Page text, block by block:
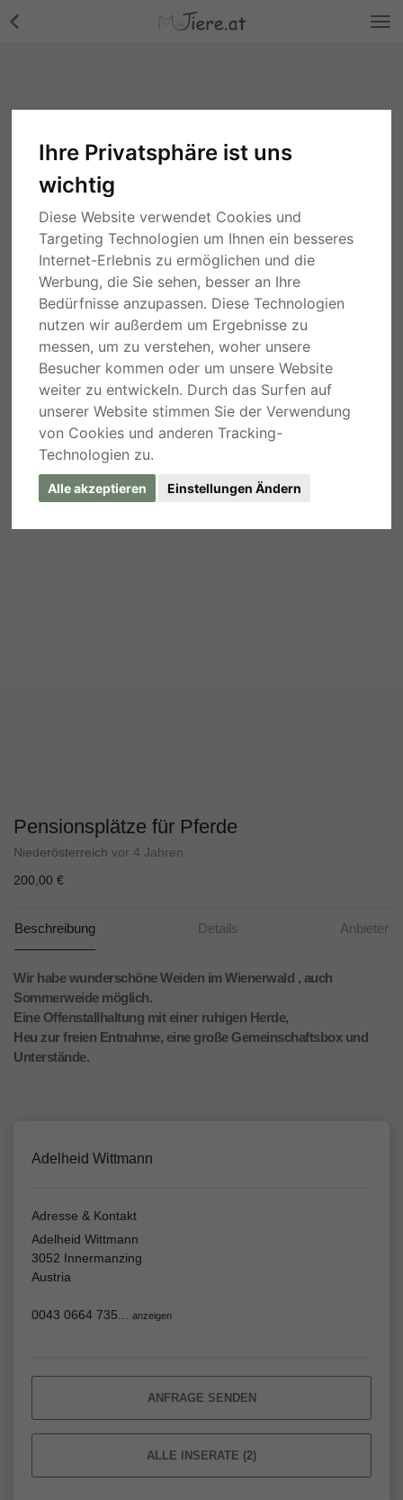
Ihre Privatsphäre ist uns
wichtig
Diese Website verwendet Cookies und
Targeting Technologien um Ihnen ein besseres
Internet-Erlebnis zu ermöglichen und die
Werbung, die Sie sehen, besser an Ihre
Bedürfnisse anzupassen. Diese Technologien
nutzen wir außerdem um Ergebnisse zu
messen, um zu verstehen, woher unsere
Besucher kommen oder um unsere Website
weiter zu entwickeln. Durch das Surfen auf
unserer Website stimmen Sie der Verwendung
von Cookies und anderen Tracking-
Technologien zu.
Alle akzeptieren Einstellungen Ändern
Pensionsplätze für Pferde
Niederösterreich vor 4 Jahren
200,00 €
Beschreibung Details Anbieter
Wir habe wunderschöne Weiden im Wienerwald , auch
Sommerweide möglich.
Eine Offenstallhaltung mit einer ruhigen Herde,
Heu zur freien Entnahme, eine große Gemeinschaftsbox und
Unterstände.
Adelheid Wittmann
Adresse & Kontakt
Adelheid Wittmann
3052 Innermanzing
Austria
0043 0664 735... anzeigen
ANFRAGE SENDEN
ALLE INSERATE (2)